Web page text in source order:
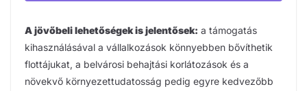
A jövőbeli lehetőségek is jelentősek: a támogatás
kihasználásával a vállalkozások könnyebben bővíthetik
flottájukat, a belvárosi behajtási korlátozások és a
növekvő környezettudatosság pedig egyre kedvezőbb